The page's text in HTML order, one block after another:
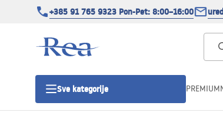
+385 91 765 9323 Pon-Pet: 8:00–16:00
Sve kategorije PREMIUM